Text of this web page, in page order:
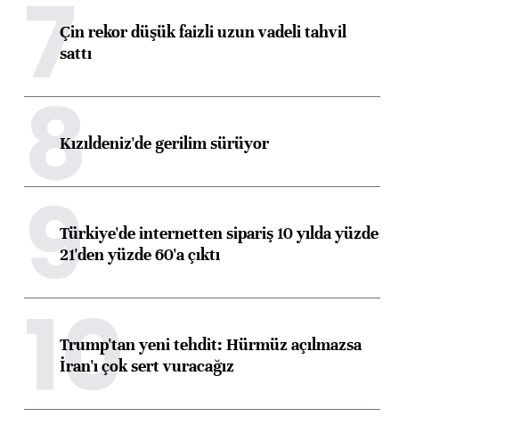
7Çin rekor düşük faizli uzun vadeli tahvil
sattı
8Kızıldeniz'de gerilim sürüyor
9Türkiye'de internetten sipariş 10 yılda yüzde
21'den yüzde 60'a çıktı
10
Trump'tan yeni tehdit: Hürmüz açılmazsa
İran'ı çok sert vuracağız